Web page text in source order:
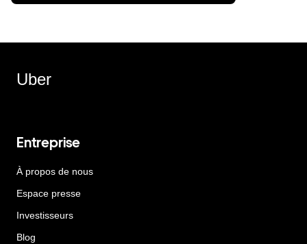
Uber
Entreprise
À propos de nous
Espace presse
Investisseurs
Blog